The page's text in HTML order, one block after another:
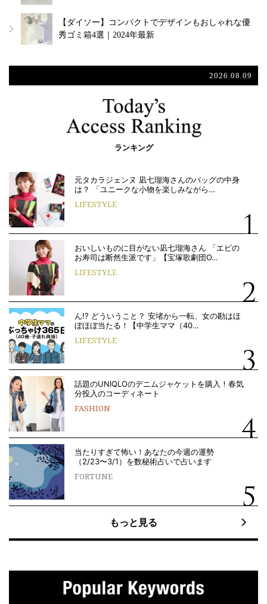
【ダイソー】コンパクトでデザインもおしゃれな優
秀ゴミ箱4選｜2024年最新
2026.08.09
ランキング
元タカラジェンヌ 凪七瑠海さんのバッグの中身
は？ 「ユニークな小物を楽しみながら…
LIFESTYLE
おいしいものに目がない凪七瑠海さん 「エビの
お寿司は断然生派です」【宝塚歌劇団O…
LIFESTYLE
ん!? どういうこと？ 安堵から一転、女の勘はほ
ぼほぼ当たる！【中学生ママ（40…
LIFESTYLE
話題のUNIQLOのデニムジャケットを購入！春気
分投入のコーディネート
FASHION
当たりすぎて怖い！あなたの今週の運勢
（2/23〜3/1）を数秘術占いで占います
FORTUNE
もっと見る